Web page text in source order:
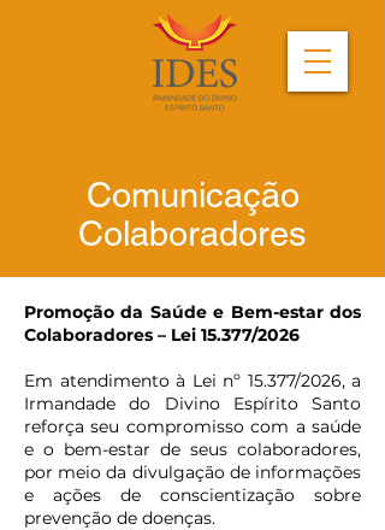
Comunicação
Colaboradores
Promoção da Saúde e Bem-estar dos
Colaboradores – Lei 15.377/2026
Em atendimento à Lei nº 15.377/2026, a
Irmandade do Divino Espírito Santo
reforça seu compromisso com a saúde
e o bem-estar de seus colaboradores,
por meio da divulgação de informações
e ações de conscientização sobre
prevenção de doenças.